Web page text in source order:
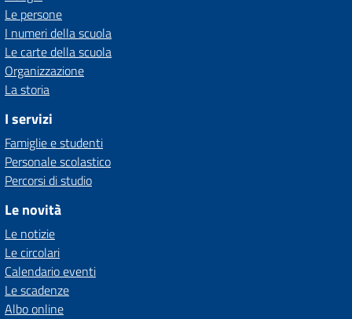
Le persone
I numeri della scuola
Le carte della scuola
Organizzazione
La storia
I servizi
Famiglie e studenti
Personale scolastico
Percorsi di studio
Le novità
Le notizie
Le circolari
Calendario eventi
Le scadenze
Albo online